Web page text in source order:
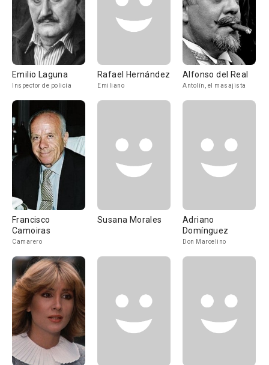
Emilio Laguna
Inspector de policía
Rafael Hernández
Emiliano
Alfonso del Real
Antolín, el masajista
Francisco
Camoiras
Camarero
Susana Morales
Adriano
Domínguez
Don Marcelino